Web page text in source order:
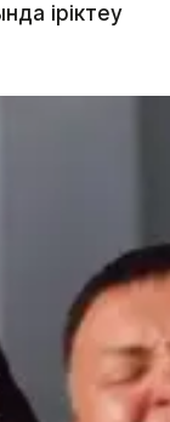
іріктеу